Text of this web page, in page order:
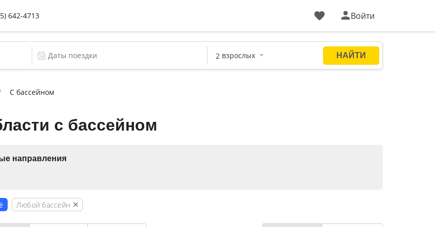
642-4713 Войти
C бассейном
с бассейном
направления
Любой бассейн